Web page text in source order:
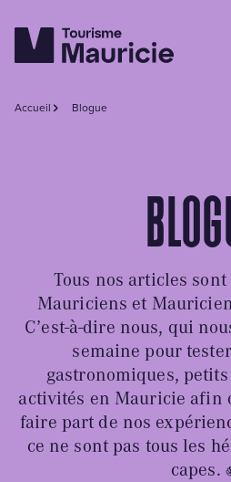
Où manger
Événements
L'été en
BLOGUE
Accueil Blogue
Tous nos articles
Mauriciens et
C’est-à-dire nous, qui
semaine pour
gastronomiques,
activités en Mauricie afin
faire part de nos
ce ne sont pas tous les
capes.